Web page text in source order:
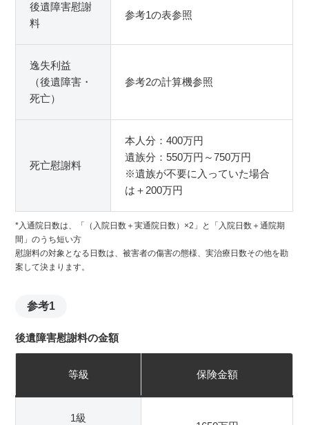
後遺障害慰謝
料
参考1の表参照
逸失利益
（後遺障害・
死亡）
参考2の計算機参照
死亡慰謝料
本人分：400万円
遺族分：550万円～750万円
※遺族が不要に入っていた場合
は＋200万円
*入通院日数は、「（入院日数＋実通院日数）×2」と「入院日数＋通院期
間」のうち短い方
慰謝料の対象となる日数は、被害者の傷害の態様、実治療日数その他を勘
案して決まります。
参考1
後遺障害慰謝料の金額
等級 保険金額
1級